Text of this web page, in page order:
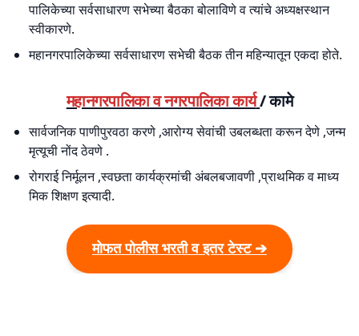
पालिकेच्या सर्वसाधारण सभेच्या बैठका बोलाविणे व त्यांचे अध्यक्षस्थान
स्वीकारणे.
महानगरपालिकेच्या सर्वसाधारण सभेची बैठक तीन महिन्यातून एकदा होते.
महानगरपालिका व नगरपालिका कार्य/ कामे
सार्वजनिक पाणीपुरवठा करणे ,आरोग्य सेवांची उबलब्धता करून देणे ,जन्म
मृत्यूची नोंद ठेवणे .
रोगराई निर्मूलन ,स्वछता कार्यक्रमांची अंबलबजावणी ,प्राथमिक व माध्य
मिक शिक्षण इत्यादी.
मोफत पोलीस भरती व इतर टेस्ट ➔